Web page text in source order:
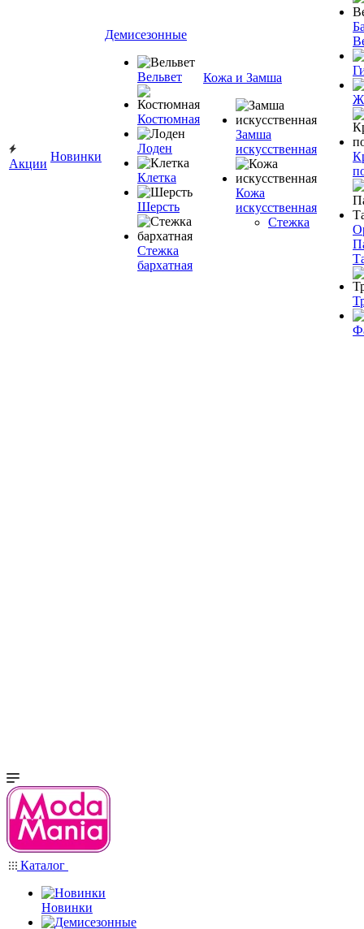
Акции
Новинки
Демисезонные
Вельвет
Костюмная
Лоден
Клетка
Шерсть
Стежка
бархатная
Кожа и Замша
Замша
искусственная
Кожа
искусственная
Стежка
Каталог
Новинки